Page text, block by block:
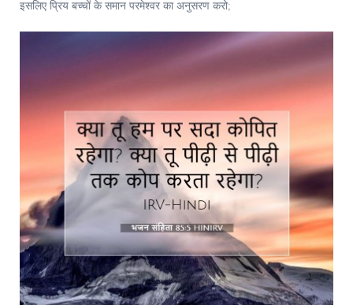
इसलिए प्रिय बच्चों के समान परमेश्‍वर का अनुसरण करो;